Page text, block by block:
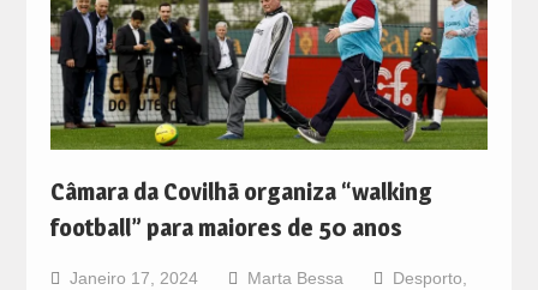
Câmara da Covilhã organiza “walking
football” para maiores de 50 anos
Janeiro 17, 2024 Marta Bessa Desporto